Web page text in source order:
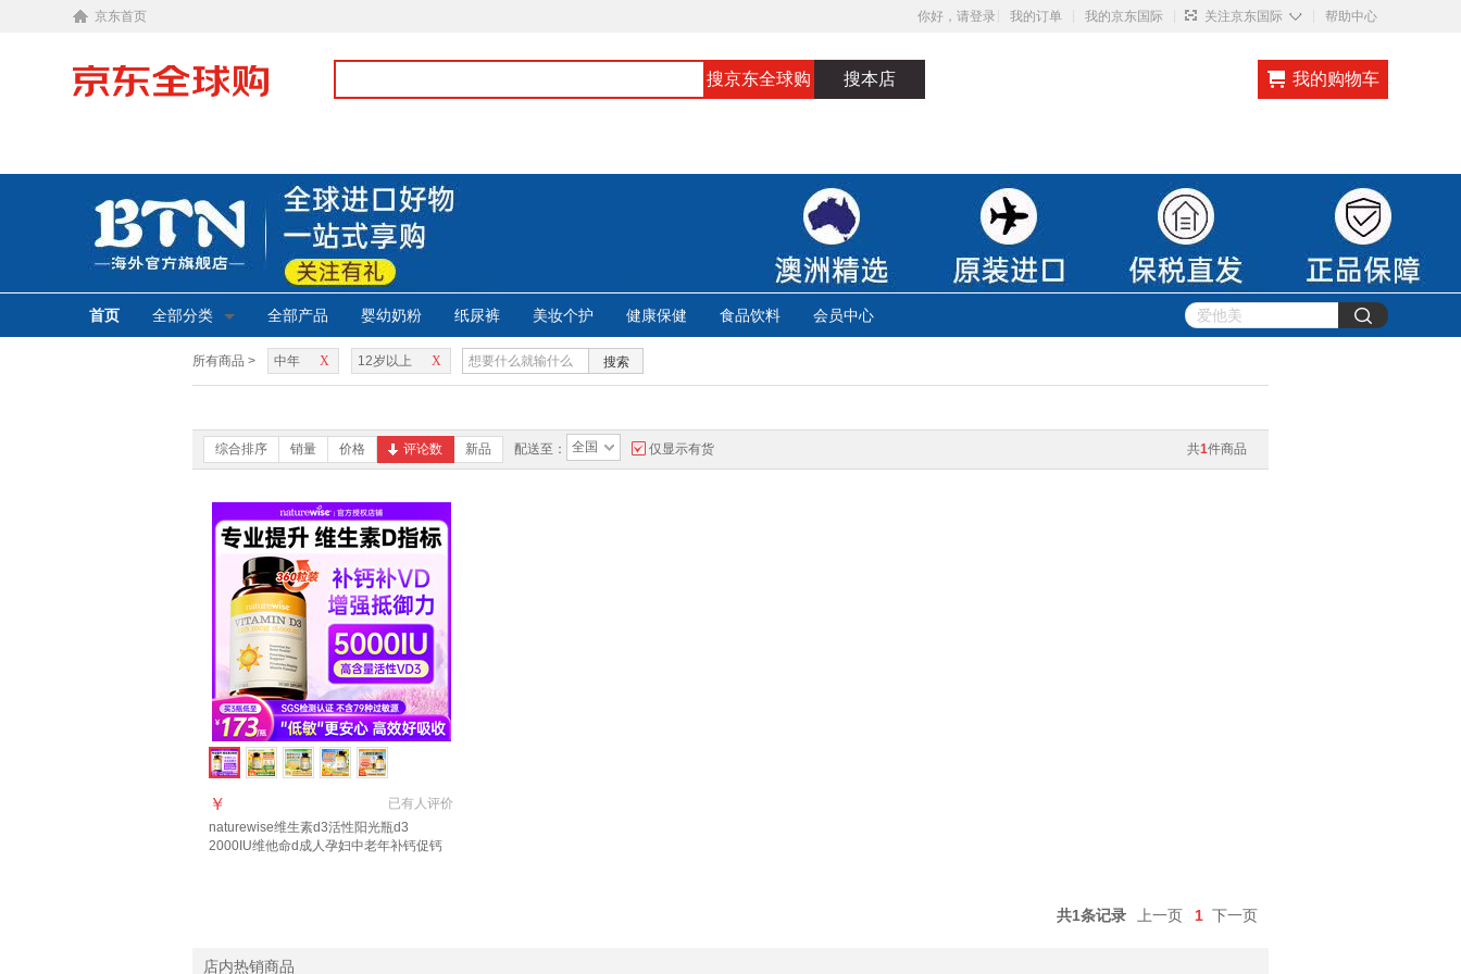
京东首页 你好，请登录 我的订单 我的京东国际 关注京东国际 ◇ 帮助中心
搜京东全球购 搜本店 我的购物车
首页 全部分类 全部产品 婴幼奶粉 纸尿裤 美妆个护 健康保健 食品饮料 会员中心
所有商品 > X
中年 X
12岁以上 搜索
共1件商品
综合排序 销量 价格 评论数 新品 配送至： 全国 仅显示有货
已有人评价
￥
naturewise维生素d3活性阳光瓶d3
2000IU维他命d成人孕妇中老年补钙促钙
共1条记录 上一页 1 下一页
店内热销商品